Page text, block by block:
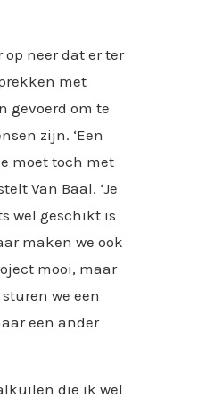
neer dat er ter
met
gevoerd om te
zijn. ‘Een
moet toch met
Van Baal. ‘Je
wel geschikt is
maken we ook
mooi, maar
we een
een ander
die ik wel